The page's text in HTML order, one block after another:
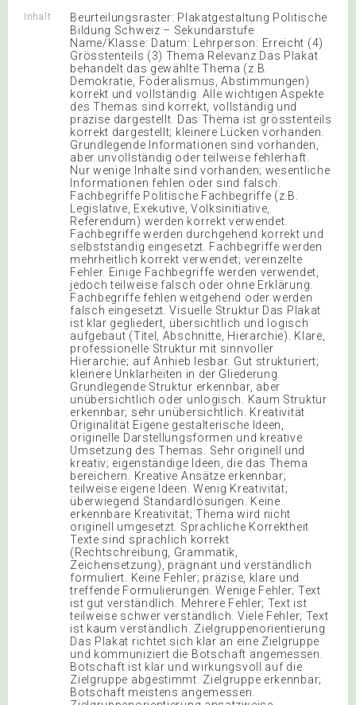
Inhalt
Beurteilungsraster: Plakatgestaltung Politische
Bildung Schweiz – Sekundarstufe
Name/Klasse: Datum: Lehrperson: Erreicht (4)
Grösstenteils (3) Thema Relevanz Das Plakat
behandelt das gewählte Thema (z.B.
Demokratie, Föderalismus, Abstimmungen)
korrekt und vollständig. Alle wichtigen Aspekte
des Themas sind korrekt, vollständig und
präzise dargestellt. Das Thema ist grösstenteils
korrekt dargestellt; kleinere Lücken vorhanden.
Grundlegende Informationen sind vorhanden,
aber unvollständig oder teilweise fehlerhaft.
Nur wenige Inhalte sind vorhanden; wesentliche
Informationen fehlen oder sind falsch.
Fachbegriffe Politische Fachbegriffe (z.B.
Legislative, Exekutive, Volksinitiative,
Referendum) werden korrekt verwendet.
Fachbegriffe werden durchgehend korrekt und
selbstständig eingesetzt. Fachbegriffe werden
mehrheitlich korrekt verwendet; vereinzelte
Fehler. Einige Fachbegriffe werden verwendet,
jedoch teilweise falsch oder ohne Erklärung.
Fachbegriffe fehlen weitgehend oder werden
falsch eingesetzt. Visuelle Struktur Das Plakat
ist klar gegliedert, übersichtlich und logisch
aufgebaut (Titel, Abschnitte, Hierarchie). Klare,
professionelle Struktur mit sinnvoller
Hierarchie; auf Anhieb lesbar. Gut strukturiert;
kleinere Unklarheiten in der Gliederung.
Grundlegende Struktur erkennbar, aber
unübersichtlich oder unlogisch. Kaum Struktur
erkennbar; sehr unübersichtlich. Kreativität
Originalität Eigene gestalterische Ideen,
originelle Darstellungsformen und kreative
Umsetzung des Themas. Sehr originell und
kreativ; eigenständige Ideen, die das Thema
bereichern. Kreative Ansätze erkennbar;
teilweise eigene Ideen. Wenig Kreativität;
überwiegend Standardlösungen. Keine
erkennbare Kreativität; Thema wird nicht
originell umgesetzt. Sprachliche Korrektheit
Texte sind sprachlich korrekt
(Rechtschreibung, Grammatik,
Zeichensetzung), prägnant und verständlich
formuliert. Keine Fehler; präzise, klare und
treffende Formulierungen. Wenige Fehler; Text
ist gut verständlich. Mehrere Fehler; Text ist
teilweise schwer verständlich. Viele Fehler; Text
ist kaum verständlich. Zielgruppenorientierung
Das Plakat richtet sich klar an eine Zielgruppe
und kommuniziert die Botschaft angemessen.
Botschaft ist klar und wirkungsvoll auf die
Zielgruppe abgestimmt. Zielgruppe erkennbar;
Botschaft meistens angemessen.